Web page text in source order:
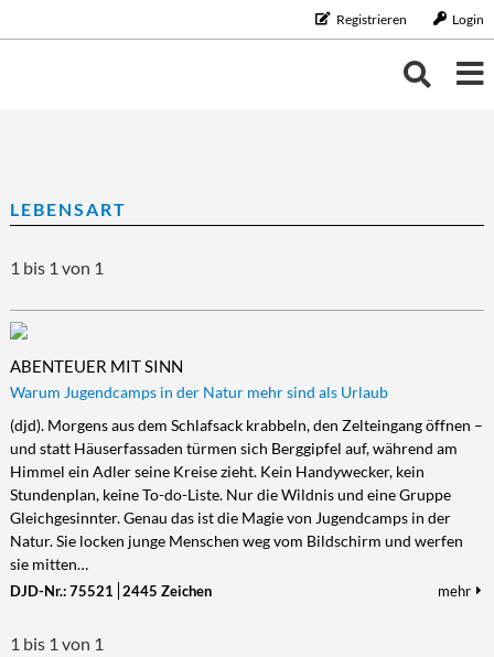
Registrieren Login
BILDUNG/BERUF
Aus-/Weiterbildung
Karriere
Ernährung
Diät/Gesunde Ernährung
FAMILIE/HAUSHALT
Familie/Haushalt
Tiere
GELD
Vorsorge/Versicherung
Wirtschaft/Recht
Gesundheit
Gesundheit/Vitalität
Vorsorge
Zahngesundheit
LEBENSART
Beauty
Freizeit
Kultur/Literatur
Soziales/Umwelt
MOBILES LEBEN
Mobiles Leben
Auto/Motorrad
Fahrrad/E-Bike
REISE/TOURISTIK
Reise/Touristik
Landschaft/Berge
Städte/Kultur
RUND UMS HAUS
Rund ums Haus
Garten
Haus
TECHNIK
Technik
Hardware/Software
LEBENSART
1 bis 1 von 1
ABENTEUER MIT SINN
Warum Jugendcamps in der Natur mehr sind als Urlaub
(djd). Morgens aus dem Schlafsack krabbeln, den Zelteingang öffnen –
und statt Häuserfassaden türmen sich Berggipfel auf, während am
Himmel ein Adler seine Kreise zieht. Kein Handywecker, kein
Stundenplan, keine To-do-Liste. Nur die Wildnis und eine Gruppe
Gleichgesinnter. Genau das ist die Magie von Jugendcamps in der
Natur. Sie locken junge Menschen weg vom Bildschirm und werfen
sie mitten…
DJD-Nr.: 75521 2445 Zeichen mehr
1 bis 1 von 1